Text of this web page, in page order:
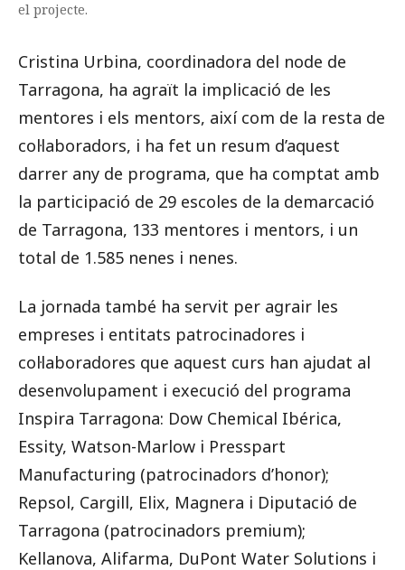
el projecte.
Cristina Urbina, coordinadora del node de
Tarragona, ha agraït la implicació de les
mentores i els mentors, així com de la resta de
col·laboradors, i ha fet un resum d’aquest
darrer any de programa, que ha comptat amb
la participació de 29 escoles de la demarcació
de Tarragona, 133 mentores i mentors, i un
total de 1.585 nenes i nenes.
La jornada també ha servit per agrair les
empreses i entitats patrocinadores i
col·laboradores que aquest curs han ajudat al
desenvolupament i execució del programa
Inspira Tarragona: Dow Chemical Ibérica,
Essity, Watson-Marlow i Presspart
Manufacturing (patrocinadors d’honor);
Repsol, Cargill, Elix, Magnera i Diputació de
Tarragona (patrocinadors premium);
Kellanova, Alifarma, DuPont Water Solutions i